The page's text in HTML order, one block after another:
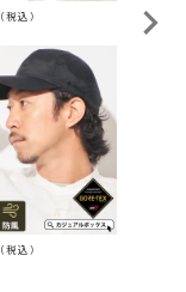
（税込） ¥
（税込）